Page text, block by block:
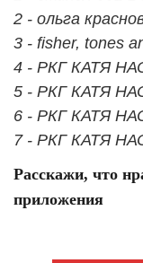
2 - ольга
3 - fisher, tones
4 - РКГ КАТЯ
5 - РКГ КАТЯ
6 - РКГ КАТЯ
7 - РКГ КАТЯ
Расскажи, что
приложения